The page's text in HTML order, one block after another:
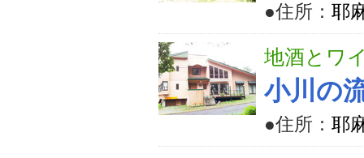
●住所： 耶
地酒とワ
小川の
●住所： 耶